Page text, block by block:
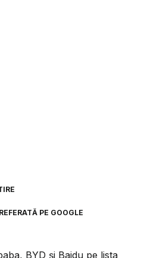
PE GOOGLE
BYD și Baidu pe lista